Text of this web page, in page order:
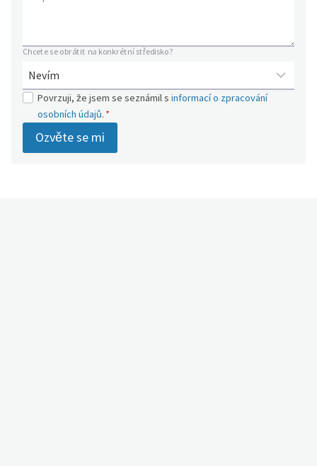
Chcete se obrátit na konkrétní středisko?
Povrzuji, že jsem se seznámil sinformací o zpracování
osobních údajů. *
Ozvěte se mi